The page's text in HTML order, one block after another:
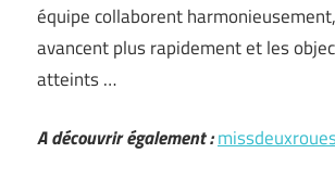
équipe collaborent
avancent plus rapidement et les
atteints …
A découvrir également :